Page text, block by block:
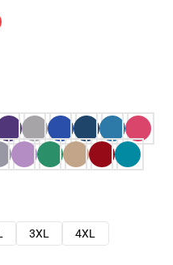
3XL
4XL